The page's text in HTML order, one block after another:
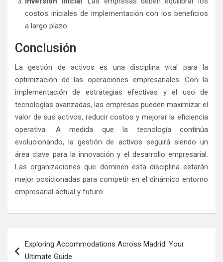
costos iniciales de implementación con los beneficios
a largo plazo.
Conclusión
La gestión de activos es una disciplina vital para la
optimización de las operaciones empresariales. Con la
implementación de estrategias efectivas y el uso de
tecnologías avanzadas, las empresas pueden maximizar el
valor de sus activos, reducir costos y mejorar la eficiencia
operativa. A medida que la tecnología continúa
evolucionando, la gestión de activos seguirá siendo un
área clave para la innovación y el desarrollo empresarial.
Las organizaciones que dominen esta disciplina estarán
mejor posicionadas para competir en el dinámico entorno
empresarial actual y futuro.
navigation
Exploring Accommodations Across Madrid: Your
Ultimate Guide